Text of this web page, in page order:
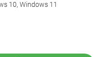
10, Windows 11